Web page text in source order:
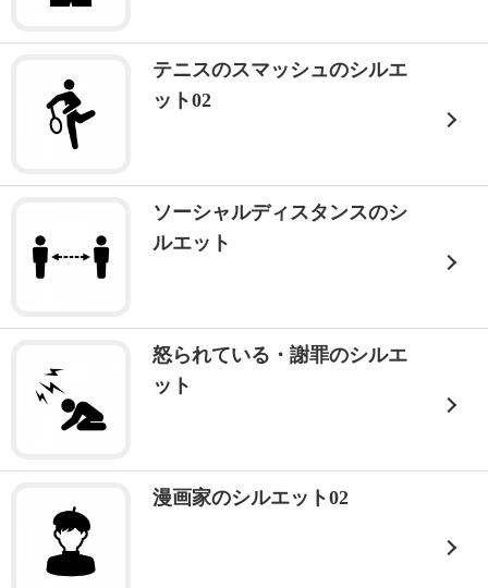
テニスのスマッシュのシルエ
ット02
ソーシャルディスタンスのシ
ルエット
怒られている・謝罪のシルエ
ット
漫画家のシルエット02